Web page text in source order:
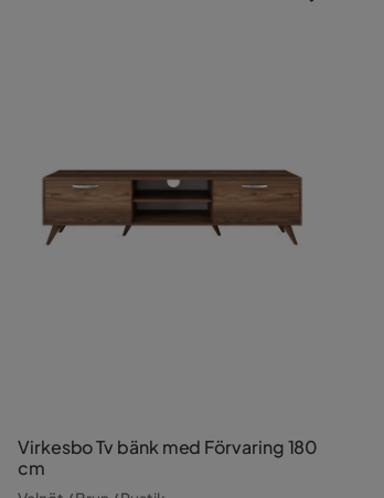
Virkesbo Tv bänk med Förvaring 180
cm